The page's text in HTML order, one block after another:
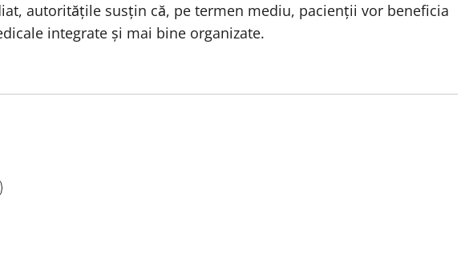
autoritățile susțin că, pe termen mediu, pacienții vor beneficia
integrate și mai bine organizate.